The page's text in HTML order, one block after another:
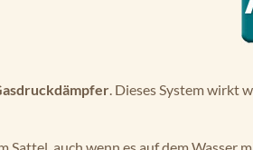
. Dieses System wirkt